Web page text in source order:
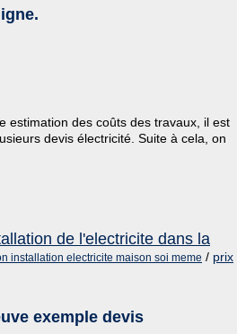
estimation des coûts des travaux, il est
devis électricité. Suite à cela, on
de l'electricite dans la
installation electricite maison soi meme / prix
exemple devis